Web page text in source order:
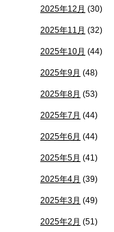
2025年12月 (30)
2025年11月 (32)
2025年10月 (44)
2025年9月 (48)
2025年8月 (53)
2025年7月 (44)
2025年6月 (44)
2025年5月 (41)
2025年4月 (39)
2025年3月 (49)
2025年2月 (51)